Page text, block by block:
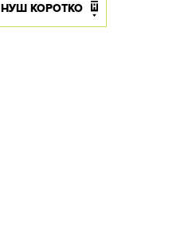
НУШ КОРОТКО